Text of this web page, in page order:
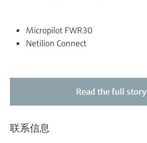
Micropilot FWR30
Netilion Connect
Read the full story
联系信息